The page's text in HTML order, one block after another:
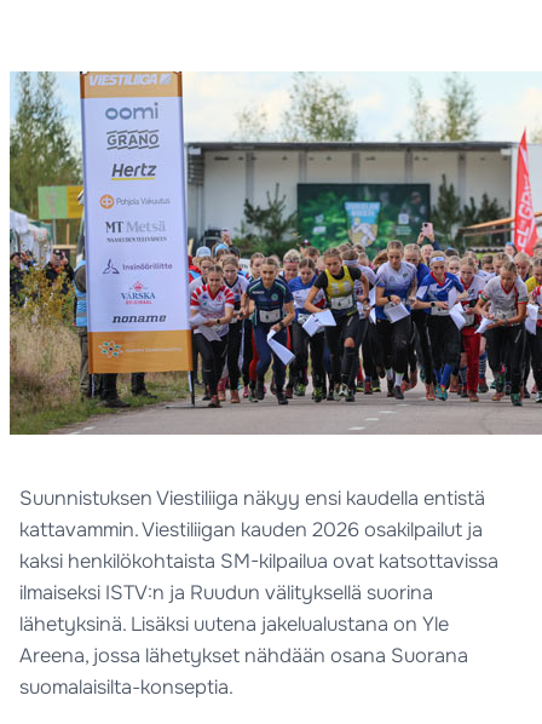
Suunnistuksen Viestiliiga näkyy ensi kaudella entistä
kattavammin. Viestiliigan kauden 2026 osakilpailut ja
kaksi henkilökohtaista SM-kilpailua ovat katsottavissa
ilmaiseksi ISTV:n ja Ruudun välityksellä suorina
lähetyksinä. Lisäksi uutena jakelualustana on Yle
Areena, jossa lähetykset nähdään osana Suorana
suomalaisilta-konseptia.